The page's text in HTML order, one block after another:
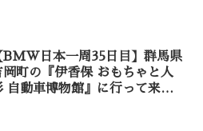
BMW日本一周35日目】群馬県
岡町の『伊香保 おもちゃと人
自動車博物館』に行って来ま